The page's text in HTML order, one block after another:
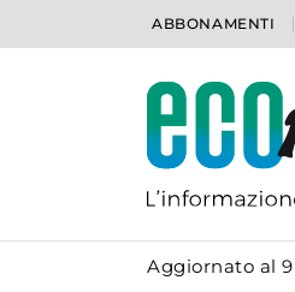
ABBONAMENTI
Aggiornato al